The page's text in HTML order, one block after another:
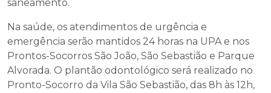
saneamento.
Na saúde, os atendimentos de urgência e
emergência serão mantidos 24 horas na UPA e nos
Prontos-Socorros São João, São Sebastião e Parque
Alvorada. O plantão odontológico será realizado no
Pronto-Socorro da Vila São Sebastião, das 8h às 12h,